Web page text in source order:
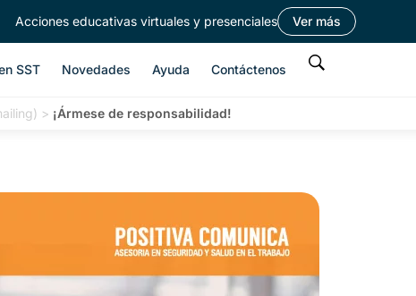
Acciones educativas virtuales y presenciales Ver más
SST Novedades Ayuda Contáctenos
> ¡Ármese de responsabilidad!